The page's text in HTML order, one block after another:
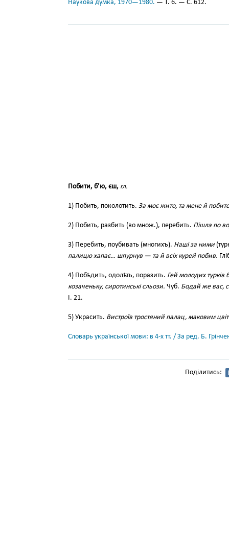
Наукова думка, 1970—1980. — Т. 6. — С. 612.
Побити, б’ю, єш, гл.
1) Побить, поколотить. За моє жито, та мене й
2) Побить, разбить (во множ.), перебить. Пішла по
3) Перебить, поубивать (многихъ). Наші за ними
палицю хапає… шпурнув — та й всіх курей побив.
4) Побѣдить, одолѣть, поразить. Гей молодих турків
козаченьку, сиротинські сльози. Чуб. Бодай же вас,
І. 21.
5) Украсить. Вистроїв тростяний палац, маковим
Словарь української мови: в 4-х тт. / За ред. Б.
Поділитись: